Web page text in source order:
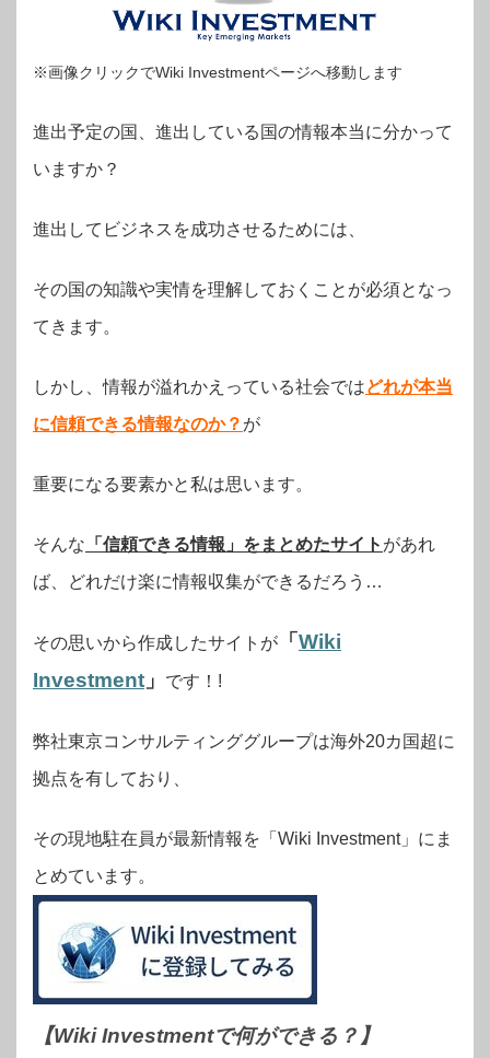
※画像クリックでWiki Investmentページへ移動します
進出予定の国、進出している国の情報本当に分かって
いますか？
進出してビジネスを成功させるためには、
その国の知識や実情を理解しておくことが必須となっ
てきます。
しかし、情報が溢れかえっている社会ではどれが本当
に信頼できる情報なのか？ が
重要になる要素かと私は思います。
そんな 「信頼できる情報」をまとめたサイト があれ
ば、どれだけ楽に情報収集ができるだろう…
その思いから作成したサイトが 「Wiki
Investment 」 です！!
弊社東京コンサルティンググループは海外20カ国超に
拠点を有しており、
その現地駐在員が最新情報を「Wiki Investment」にま
とめています。
【Wiki Investmentで何ができる？ 】